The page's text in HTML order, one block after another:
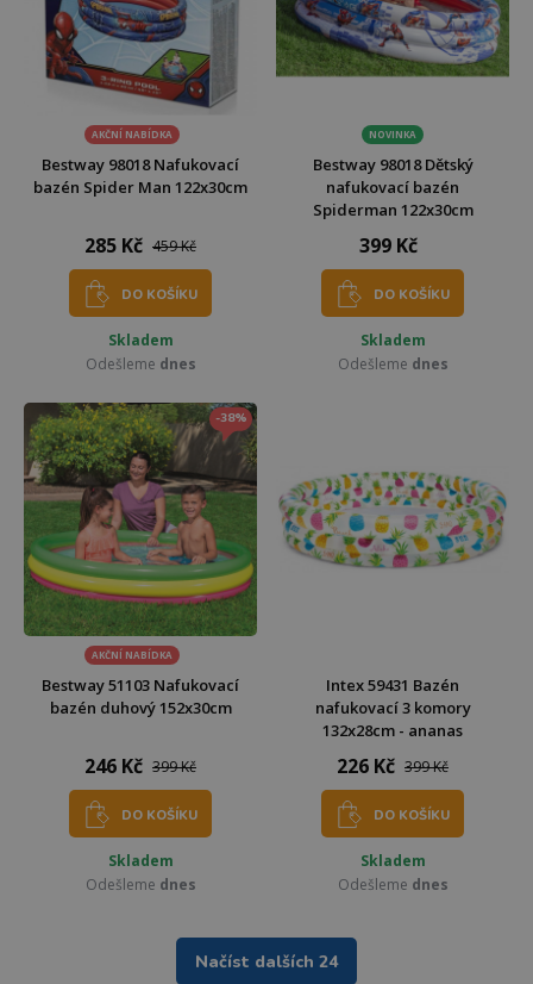
AKČNÍ NABÍDKA
Bestway 98018 Nafukovací
bazén Spider Man 122x30cm
285 Kč 459 Kč
DO KOŠÍKU
Skladem
Odešleme dnes
NOVINKA
Bestway 98018 Dětský
nafukovací bazén
Spiderman 122x30cm
399 Kč
DO KOŠÍKU
Skladem
Odešleme dnes
-38%
AKČNÍ NABÍDKA
Bestway 51103 Nafukovací
bazén duhový 152x30cm
246 Kč 399 Kč
DO KOŠÍKU
Skladem
Odešleme dnes
Intex 59431 Bazén
nafukovací 3 komory
132x28cm - ananas
226 Kč 399 Kč
DO KOŠÍKU
Skladem
Odešleme dnes
Načíst dalších 24